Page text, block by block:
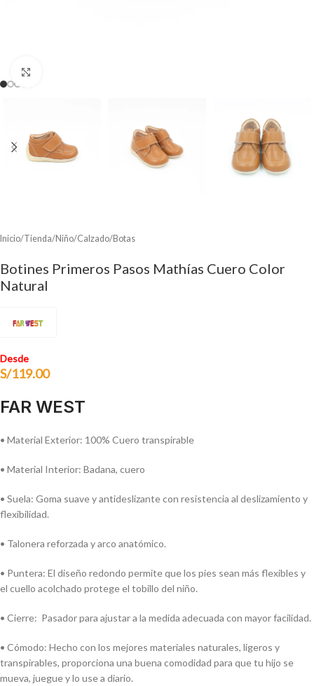
Inicio/Tienda/Niño/Calzado/Botas
Botines Primeros Pasos Mathías Cuero Color
Natural
Desde
S/119.00
FAR WEST
• Material Exterior: 100% Cuero transpirable
• Material Interior: Badana, cuero
• Suela: Goma suave y antideslizante con resistencia al deslizamiento y
flexibilidad.
• Talonera reforzada y arco anatómico.
• Puntera: El diseño redondo permite que los pies sean más flexibles y
el cuello acolchado protege el tobillo del niño.
• Cierre: Pasador para ajustar a la medida adecuada con mayor facilidad.
• Cómodo: Hecho con los mejores materiales naturales, ligeros y
transpirables, proporciona una buena comodidad para que tu hijo se
mueva, juegue y lo use a diario.